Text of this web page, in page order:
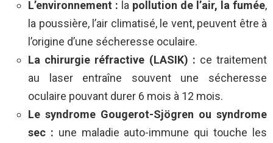
L’environnement : la pollution de l’air, la fumée,
la poussière, l’air climatisé, le vent, peuvent être à
l’origine d’une sécheresse oculaire.
La chirurgie réfractive (LASIK) : ce traitement
au laser entraîne souvent une sécheresse
oculaire pouvant durer 6 mois à 12 mois.
Le syndrome Gougerot-Sjögren ou syndrome
sec : une maladie auto-immune qui touche les